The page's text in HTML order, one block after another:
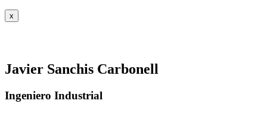
x
Javier Sanchis Carbonell
Ingeniero Industrial